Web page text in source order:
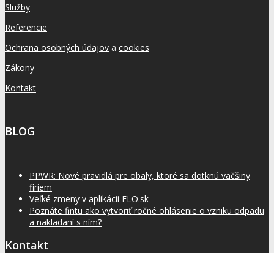
Služby
Referencie
Ochrana osobných údajov a cookies
Zákony
Kontakt
BLOG
PPWR: Nové pravidlá pre obaly, ktoré sa dotknú väčšiny
firiem
Veľké zmeny v aplikácii ELO.sk
Poznáte fintu ako vytvoriť ročné ohlásenie o vzniku odpadu
a nakladaní s ním?
Kontakt